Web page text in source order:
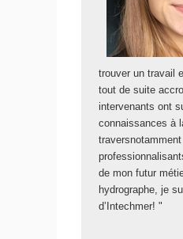
trouver un travail
tout de suite
intervenants ont
connaissances à
de mon futur
hydrographe, je
d’Intechmer! "